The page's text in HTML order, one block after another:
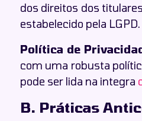
dos direitos dos
estabelecido pela LGPD.
Política de
com uma robusta
pode ser lida na integra
B. Práticas